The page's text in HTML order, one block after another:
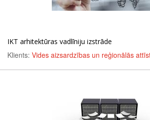
IKT arhitektūras vadlīniju izstrāde
Klients: Vides aizsardzības un reģionālās